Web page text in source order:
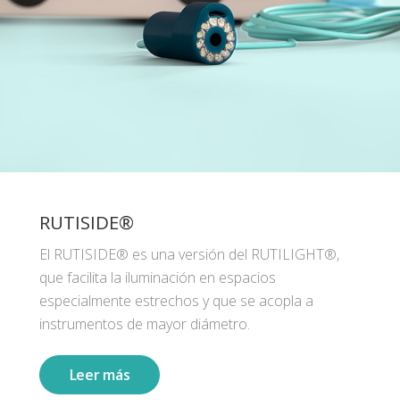
RUTISIDE®
El RUTISIDE® es una versión del RUTILIGHT®,
que facilita la iluminación en espacios
especialmente estrechos y que se acopla a
instrumentos de mayor diámetro.
Leer más